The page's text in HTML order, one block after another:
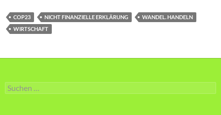
COP23 NICHT FINANZIELLE ERKLÄRUNG
WANDEL. HANDELN
WIRTSCHAFT
Suche
nach: